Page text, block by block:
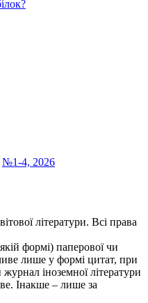
№1-4, 2026
літератури. Всі права
формі) паперової чи
лише у формі цитат, при
іноземної літератури
Інакше – лише за